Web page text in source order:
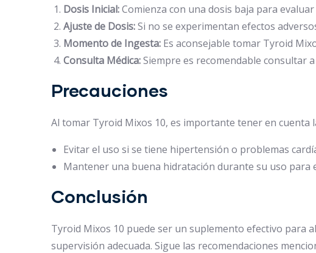
Dosis Inicial:Comienza con una dosis baja para
Ajuste de Dosis:Si no se experimentan efectos
Momento de Ingesta: Es aconsejable tomar Tyroid
Consulta Médica:Siempre es recomendable consultar
Precauciones
Al tomar Tyroid Mixos 10, es importante tener en cuenta
Evitar el uso si se tiene hipertensión o problemas
Mantener una buena hidratación durante su uso para
Conclusión
Tyroid Mixos 10 puede ser un suplemento efectivo para
supervisión adecuada. Sigue las recomendaciones